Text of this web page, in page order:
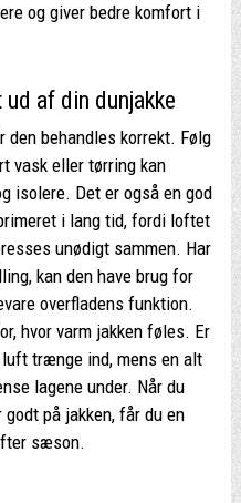
og giver bedre komfort i
af din dunjakke
den behandles korrekt. Følg
vask eller tørring kan
isolere. Det er også en god
i lang tid, fordi loftet
unødigt sammen. Har
kan den have brug for
overfladens funktion.
hvor varm jakken føles. Er
trænge ind, mens en alt
lagene under. Når du
på jakken, får du en
sæson.